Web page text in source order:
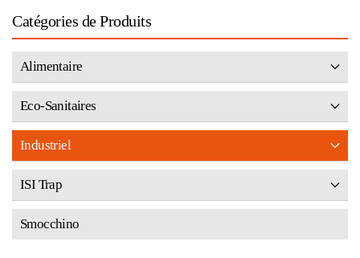
Catégories de Produits
Alimentaire
Eco-Sanitaires
Industriel
ISI Trap
Smocchino